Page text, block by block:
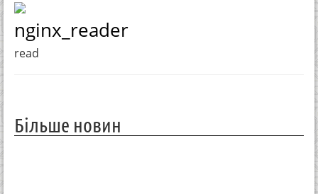
nginx_reader
read
Більше новин